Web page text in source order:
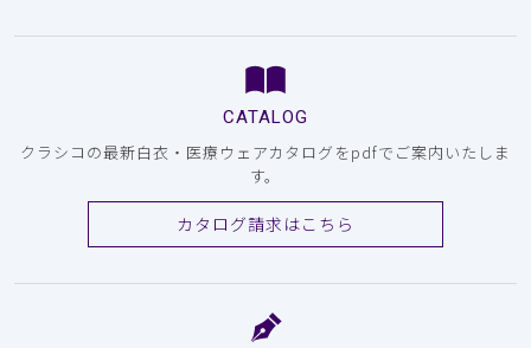
CATALOG
クラシコの最新白衣・医療ウェアカタログをpdfでご案内いたしま
す。
カタログ請求はこちら